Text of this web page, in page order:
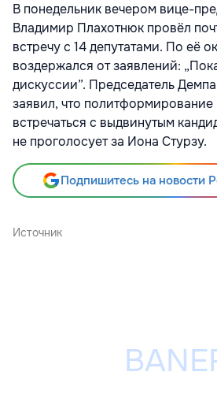
В понедельник вечером вице-
Владимир Плахотнюк провёл
встречу с 14 депутатами. По её
воздержался от заявлений:
дискуссии”. Председатель
заявил, что политформирование
встречаться с выдвинутым
не проголосует за Иона Стурзу.
Подпишитесь на новости
Источник